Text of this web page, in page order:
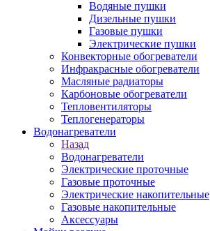
Водяные пушки
Дизельные пушки
Газовые пушки
Электрические пушки
Конвекторные обогреватели
Инфракрасные обогреватели
Масляные радиаторы
Карбоновые обогреватели
Тепловентиляторы
Теплогенераторы
Водонагреватели
Назад
Водонагреватели
Электрические проточные
Газовые проточные
Электрические накопительные
Газовые накопительные
Аксессуары